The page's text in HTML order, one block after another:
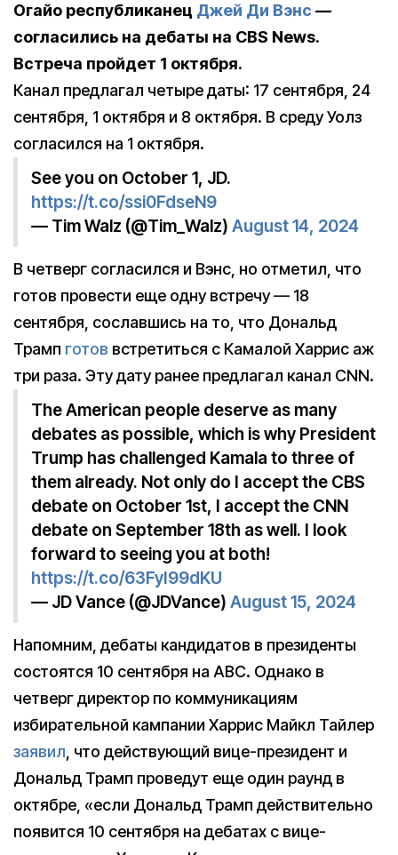
Огайо республиканец Джей Ди Вэнс —
согласились на дебаты на CBS News.
Встреча пройдет 1 октября.
Канал предлагал четыре даты: 17 сентября, 24
сентября, 1 октября и 8 октября. В среду Уолз
согласился на 1 октября.
See you on October 1, JD.
https://t.co/ssi0FdseN9
— Tim Walz (@Tim_Walz) August 14, 2024
В четверг согласился и Вэнс, но отметил, что
готов провести еще одну встречу — 18
сентября, сославшись на то, что Дональд
Трамп готов встретиться с Камалой Харрис аж
три раза. Эту дату ранее предлагал канал CNN.
The American people deserve as many
debates as possible, which is why President
Trump has challenged Kamala to three of
them already. Not only do I accept the CBS
debate on October 1st, I accept the CNN
debate on September 18th as well. I look
forward to seeing you at both!
https://t.co/63FyI99dKU
— JD Vance (@JDVance) August 15, 2024
Напомним, дебаты кандидатов в президенты
состоятся 10 сентября на ABC. Однако в
четверг директор по коммуникациям
избирательной кампании Харрис Майкл Тайлер
заявил, что действующий вице-президент и
Дональд Трамп проведут еще один раунд в
октябре, «если Дональд Трамп действительно
появится 10 сентября на дебатах с вице-